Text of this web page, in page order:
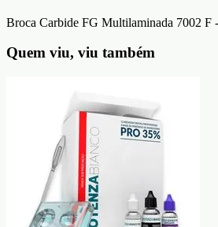
Broca Carbide FG Multilaminada 7002 F
Quem viu, viu também